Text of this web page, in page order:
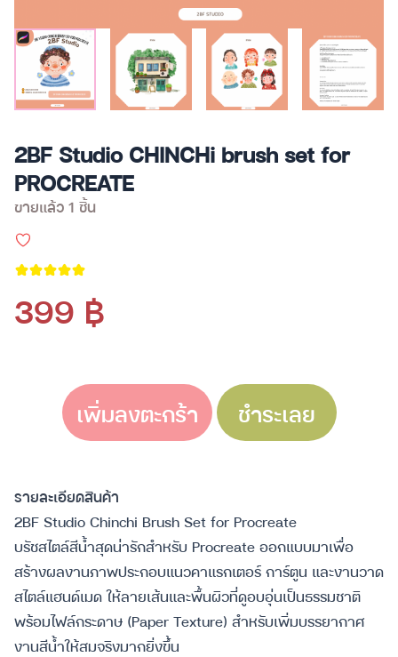
2BF Studio CHINCHi brush set for
PROCREATE
ขายแล้ว 1 ชิ้น
399 ฿
เพิ่มลงตะกร้า ชำระเลย
รายละเอียดสินค้า
2BF Studio Chinchi Brush Set for Procreate
บรัชสไตล์สีน้ำสุดน่ารักสำหรับ Procreate ออกแบบมาเพื่อ
สร้างผลงานภาพประกอบแนวคาแรกเตอร์ การ์ตูน และงานวาด
สไตล์แฮนด์เมด ให้ลายเส้นและพื้นผิวที่ดูอบอุ่นเป็นธรรมชาติ
พร้อมไฟล์กระดาษ (Paper Texture) สำหรับเพิ่มบรรยากาศ
งานสีน้ำให้สมจริงมากยิ่งขึ้น